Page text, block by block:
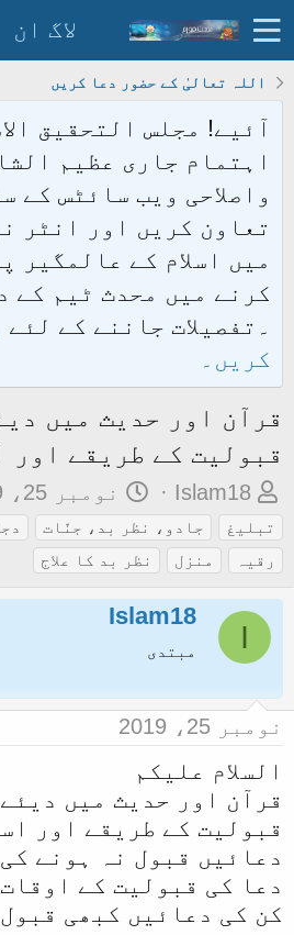
لاگ ان
اللہ تعالیٰ کے حضور دعا کریں
آئیے! مجلس التحقیق
اہتمام جاری عظیم
واصلاحی ویب سائٹس کے
تعاون کریں اور انٹر
میں اسلام کے عالمگیر
کرنے میں محدث ٹیم کے
۔تفصیلات جاننے کے لئے
کریں۔
قرآن اور حدیث میں
قبولیت کے طریقے اور
م
و
ض
ع
ک
آ
غ
ز
ک
ر
ن
ے
Islam18
ت
ا
ر
خ
ا
ز
نومبر 25، 2019
تبلیغ
جادو، نظر بد، جنّات
رقیہ
منزل نظر بد کا علاج
I
Islam18
مبتدی
نومبر 25، 2019
السلام علیکم
قرآن اور حدیث میں
قبولیت کے طریقے اور
دعائیں قبول نہ ہونے
دعا کی قبولیت کے اوقات
کن کی دعائیں کبھی